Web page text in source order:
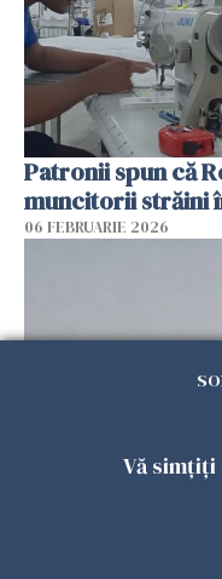
Patronii spun că
muncitorii străini
06 FEBRUARIE 2026
Muncitori români
Vă simțiți